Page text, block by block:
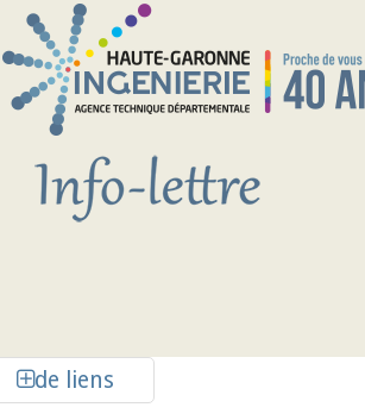
Aller au contenu principal
de liens